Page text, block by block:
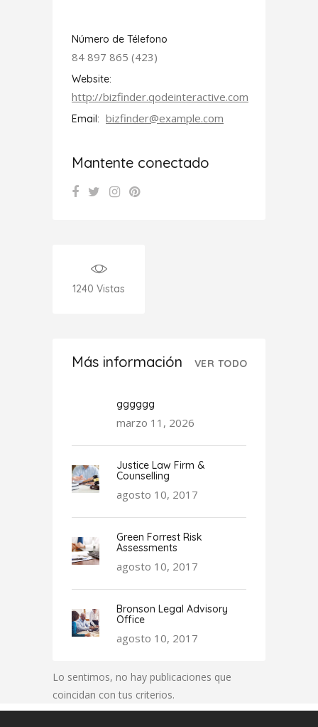
Número de Télefono
84 897 865 (423)
Website:
http://bizfinder.qodeinteractive.com
Email: bizfinder@example.com
Mantente conectado
1240 Vistas
Más información VER TODO
gggggg
marzo 11, 2026
Justice Law Firm &
Counselling
agosto 10, 2017
Green Forrest Risk
Assessments
agosto 10, 2017
Bronson Legal Advisory
Office
agosto 10, 2017
Lo sentimos, no hay publicaciones que
coincidan con tus criterios.